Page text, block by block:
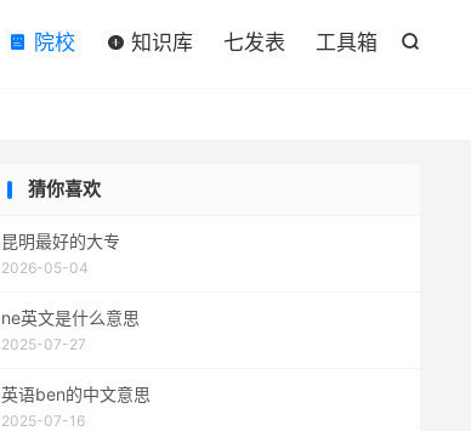

院校 知识库 七发表 工具箱
猜你喜欢
昆明最好的大专
2026-05-04
ne英文是什么意思
2025-07-27
英语ben的中文意思
2025-07-16